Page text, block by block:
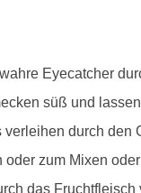
Eyecatcher
süß und
durch den
zum Mixen
das Fruchtfleisch